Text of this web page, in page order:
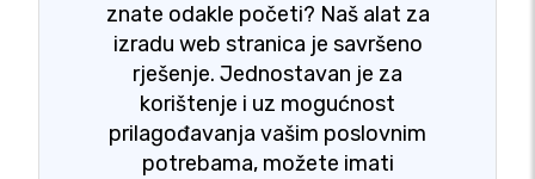
znate odakle početi? Naš alat za
izradu web stranica je savršeno
rješenje. Jednostavan je za
korištenje i uz mogućnost
prilagođavanja vašim poslovnim
potrebama, možete imati